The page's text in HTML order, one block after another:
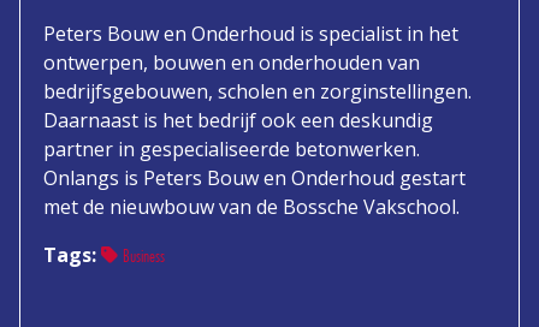
Peters Bouw en Onderhoud is specialist in het
ontwerpen, bouwen en onderhouden van
bedrijfsgebouwen, scholen en zorginstellingen.
Daarnaast is het bedrijf ook een deskundig
partner in gespecialiseerde betonwerken.
Onlangs is Peters Bouw en Onderhoud gestart
met de nieuwbouw van de Bossche Vakschool.
Tags:
Business